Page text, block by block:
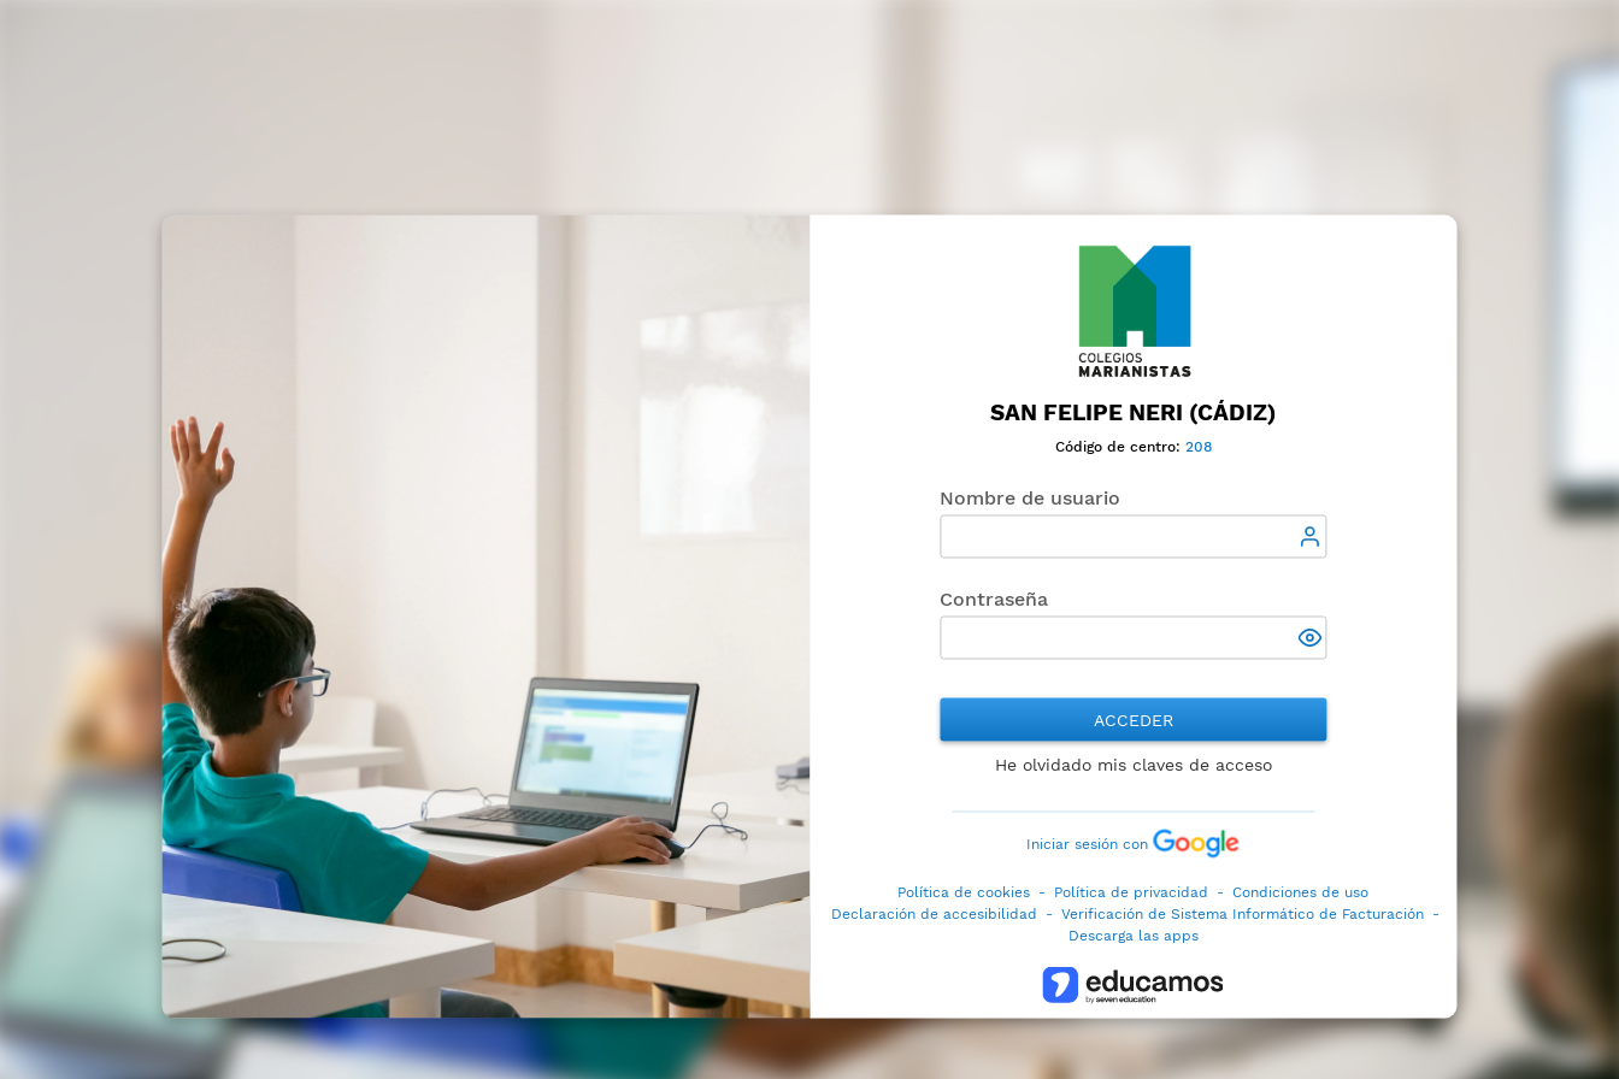
SAN FELIPE NERI (CÁDIZ)
Código de centro: 208
Nombre de usuario
Contraseña
ACCEDER
He olvidado mis claves de acceso
Iniciar sesión con
Política de cookies - Política de privacidad - Condiciones de uso
Declaración de accesibilidad
- Verificación de Sistema Informático de Facturación -
Descarga las apps